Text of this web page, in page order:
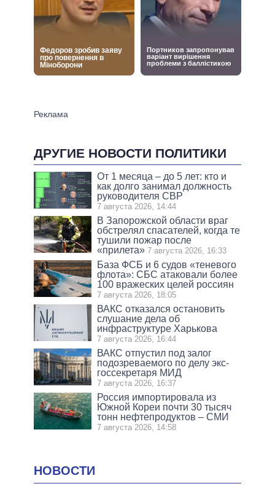
ДРУГИЕ НОВОСТИ ПОЛИТИКИ
От 1 месяца – до 5 лет: кто и
как долго занимал должность
руководителя СВР
7 августа 2026, 14:44
В Запорожской области враг
обстрелял спасателей, когда те
тушили пожар после
«прилета» 7 августа 2026, 16:33
База ФСБ и 6 судов «теневого
флота»: СБС атаковали более
100 вражеских целей россиян
7 августа 2026, 18:05
ВАКС отказался остановить
слушание дела об
инфраструктуре Харькова
7 августа 2026, 16:44
ВАКС отпустил под залог
подозреваемого по делу экс-
госсекретаря МИД
7 августа 2026, 16:37
Россия импортировала из
Южной Кореи почти 30 тысяч
тонн нефтепродуктов – СМИ
7 августа 2026, 14:58
НОВОСТИ